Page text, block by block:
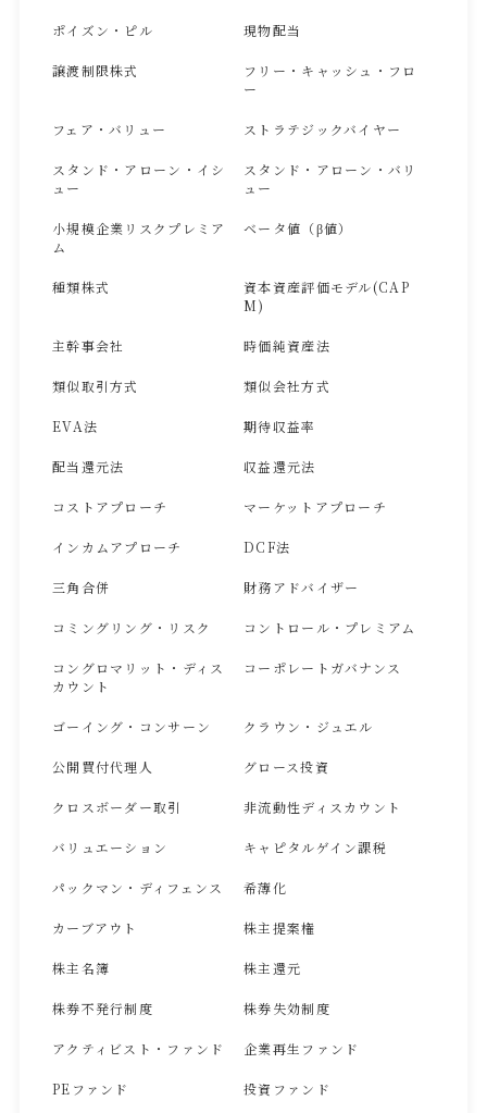
ポイズン・ピル 現物配当
譲渡制限株式
フリー・キャッシュ・フロ
ー
フェア・バリュー ストラテジックバイヤー
スタンド・アローン・イシ
ュー
スタンド・アローン・バリ
ュー
小規模企業リスクプレミア
ム
ベータ値（β値）
種類株式
資本資産評価モデル(CAP
M)
主幹事会社 時価純資産法
類似取引方式 類似会社方式
EVA法 期待収益率
配当還元法 収益還元法
コストアプローチ マーケットアプローチ
インカムアプローチ DCF法
三角合併 財務アドバイザー
コミングリング・リスク コントロール・プレミアム
コングロマリット・ディス
カウント
コーポレートガバナンス
ゴーイング・コンサーン クラウン・ジュエル
公開買付代理人 グロース投資
クロスボーダー取引 非流動性ディスカウント
バリュエーション キャピタルゲイン課税
パックマン・ディフェンス 希薄化
カーブアウト 株主提案権
株主名簿 株主還元
株券不発行制度 株券失効制度
アクティビスト・ファンド 企業再生ファンド
PEファンド 投資ファンド